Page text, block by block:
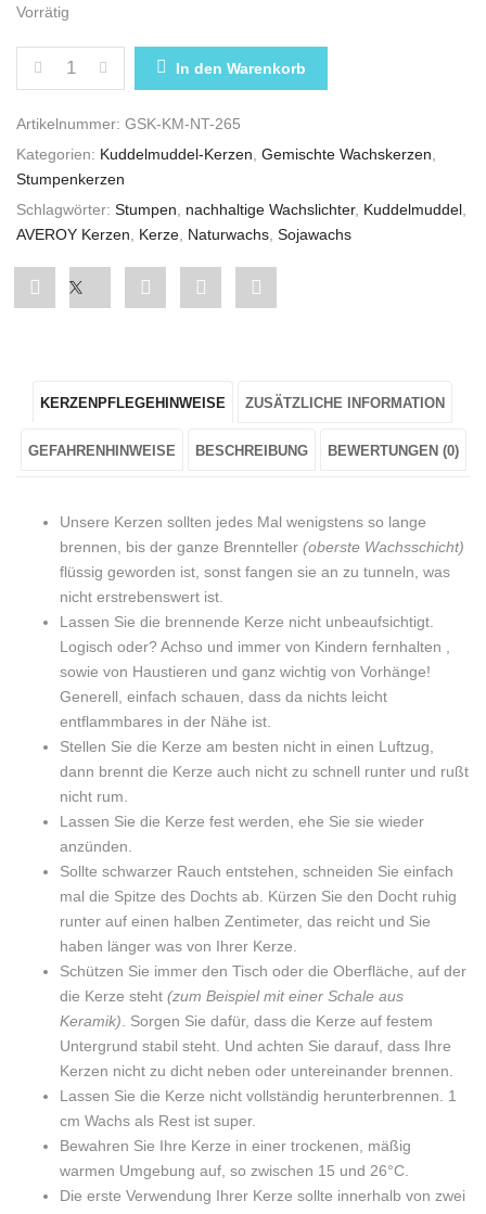
Vorrätig
GROSSE STUMPENKERZE „KUDDELMUDDEL“ IN
In den Warenkorb
Artikelnummer: GSK-KM-NT-265
Kategorien: Kuddelmuddel-Kerzen Gemischte Wachskerzen
Stumpenkerzen
Schlagwörter: Stumpen nachhaltige Wachslichter, Kuddelmuddel
AVEROY Kerzen
Kerze Naturwachs Sojawachs
Share
„Kuddelmuddel“
in
Facebook
Stumpenkerze
„Kuddelmuddel“
Natur"
on
Twitter
Share
„Kuddelmuddel“
in
on
Google
Plus
Pin
„Kuddelmuddel“
in
on
Pinterest
Share
„Kuddelmuddel“
in
on
LinkedIn
KERZENPFLEGEHINWEISE ZUSÄTZLICHE INFORMATION
GEFAHRENHINWEISE BESCHREIBUNG BEWERTUNGEN (0)
Unsere Kerzen sollten jedes Mal wenigstens so lange
brennen, bis der ganze Brennteller (oberste Wachsschicht)
flüssig geworden ist, sonst fangen sie an zu tunneln, was
nicht erstrebenswert ist.
Lassen Sie die brennende Kerze nicht unbeaufsichtigt.
Logisch oder? Achso und immer von Kindern fernhalten ,
sowie von Haustieren und ganz wichtig von Vorhänge!
Generell, einfach schauen, dass da nichts leicht
entflammbares in der Nähe ist.
Stellen Sie die Kerze am besten nicht in einen Luftzug,
dann brennt die Kerze auch nicht zu schnell runter und rußt
nicht rum.
Lassen Sie die Kerze fest werden, ehe Sie sie wieder
anzünden.
Sollte schwarzer Rauch entstehen, schneiden Sie einfach
mal die Spitze des Dochts ab. Kürzen Sie den Docht ruhig
runter auf einen halben Zentimeter, das reicht und Sie
haben länger was von Ihrer Kerze.
Schützen Sie immer den Tisch oder die Oberfläche, auf der
die Kerze steht (zum Beispiel mit einer Schale aus
Keramik) . Sorgen Sie dafür, dass die Kerze auf festem
Untergrund stabil steht. Und achten Sie darauf, dass Ihre
Kerzen nicht zu dicht neben oder untereinander brennen.
Lassen Sie die Kerze nicht vollständig herunterbrennen. 1
cm Wachs als Rest ist super.
Bewahren Sie Ihre Kerze in einer trockenen, mäßig
warmen Umgebung auf, so zwischen 15 und 26°C.
Die erste Verwendung Ihrer Kerze sollte innerhalb von zwei